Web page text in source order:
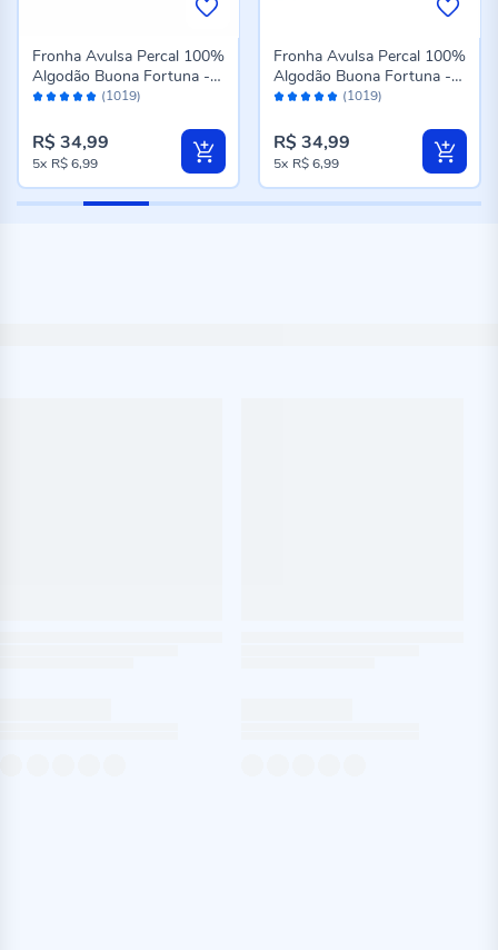
Avaliação: (1019)
Fronha Avulsa Percal 100%
Algodão Buona Fortuna -
Branco
R$ 34,99
5x R$ 6,99
Avaliação: (1019)
Fronha Avulsa Percal 100%
Algodão Buona Fortuna -
Azul
R$ 34,99
5x R$ 6,99